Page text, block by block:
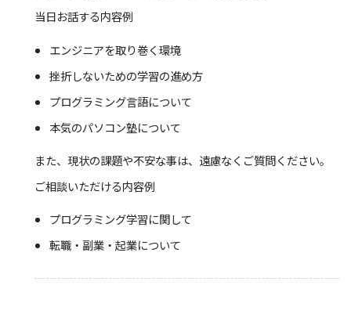
当日お話する内容例
エンジニアを取り巻く環境
挫折しないための学習の進め方
プログラミング言語について
本気のパソコン塾について
また、現状の課題や不安な事は、遠慮なくご質問ください。
ご相談いただける内容例
プログラミング学習に関して
転職・副業・起業について